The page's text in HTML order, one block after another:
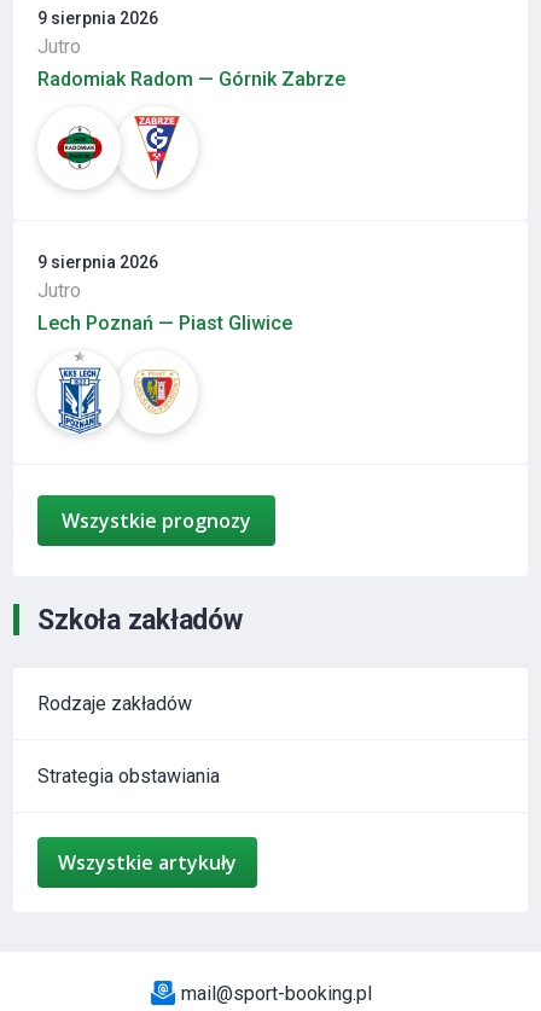
9 sierpnia 2026
Jutro
Radomiak Radom — Górnik Zabrze
9 sierpnia 2026
Jutro
Lech Poznań — Piast Gliwice
Wszystkie prognozy
Szkoła zakładów
Rodzaje zakładów
Strategia obstawiania
Wszystkie artykuły
mail@sport-booking.pl